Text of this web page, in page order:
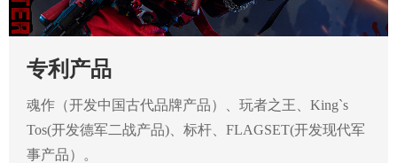
专利产品
魂作（开发中国古代品牌产品）、玩者之王、King`s
Tos(开发德军二战产品)、标杆、FLAGSET(开发现代军
事产品）。